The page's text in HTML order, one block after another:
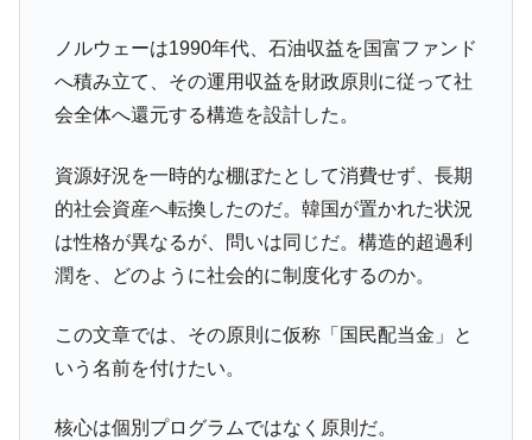
ノルウェーは1990年代、石油収益を国富ファンド
へ積み立て、その運用収益を財政原則に従って社
会全体へ還元する構造を設計した。
資源好況を一時的な棚ぼたとして消費せず、長期
的社会資産へ転換したのだ。韓国が置かれた状況
は性格が異なるが、問いは同じだ。構造的超過利
潤を、どのように社会的に制度化するのか。
この文章では、その原則に仮称「国民配当金」と
いう名前を付けたい。
核心は個別プログラムではなく原則だ。